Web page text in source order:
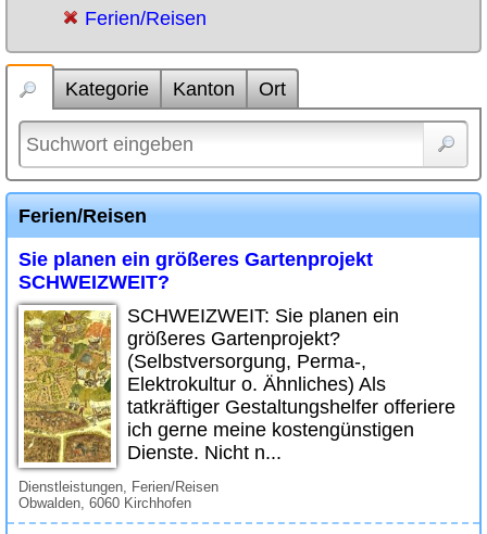
Ferien/Reisen
Kategorie Kanton Ort
Ferien/Reisen
Sie planen ein größeres Gartenprojekt
SCHWEIZWEIT?
SCHWEIZWEIT: Sie planen ein
größeres Gartenprojekt?
(Selbstversorgung, Perma-,
Elektrokultur o. Ähnliches) Als
tatkräftiger Gestaltungshelfer offeriere
ich gerne meine kostengünstigen
Dienste. Nicht n...
Dienstleistungen, Ferien/Reisen
Obwalden, 6060 Kirchhofen